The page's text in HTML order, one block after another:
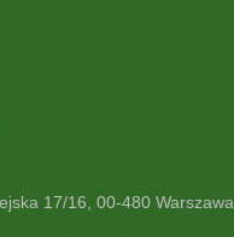
17/16, 00-480 Warszawa